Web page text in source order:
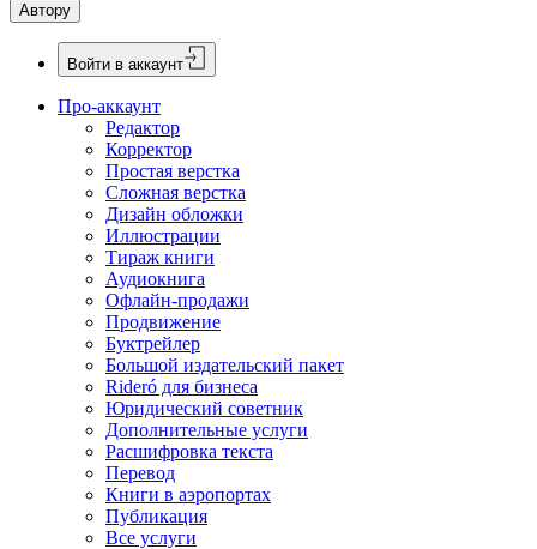
Автору
Войти в аккаунт
Про-аккаунт
Редактор
Корректор
Простая верстка
Сложная верстка
Дизайн обложки
Иллюстрации
Тираж книги
Аудиокнига
Офлайн-продажи
Продвижение
Буктрейлер
Большой издательский пакет
Rideró для бизнеса
Юридический советник
Дополнительные услуги
Расшифровка текста
Перевод
Книги в аэропортах
Публикация
Все услуги